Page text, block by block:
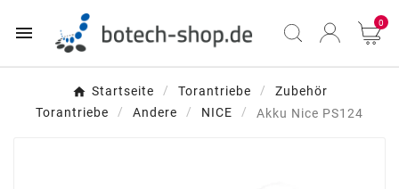
 0
Startseite Torantriebe
Zubehör
Torantriebe
Andere NICE Akku Nice PS124